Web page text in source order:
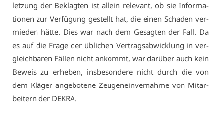
let­zung der Be­klag­ten ist al­lein re­le­vant, ob sie In­for­ma­
tio­nen zur Ver­fü­gung ge­stellt hat, die ei­nen Scha­den ver­
mie­den hät­te. Dies war nach dem Ge­sag­ten der Fall. Da
es auf die Fra­ge der üb­li­chen Ver­trags­ab­wick­lung in ver­
gleich­ba­ren Fäl­len nicht an­kommt, war dar­über auch kein
Be­weis zu er­he­ben, ins­be­son­de­re nicht durch die von
dem Klä­ger an­ge­bo­te­ne Zeu­gen­ein­ver­nah­me von Mit­ar­
bei­tern der DE­KRA.